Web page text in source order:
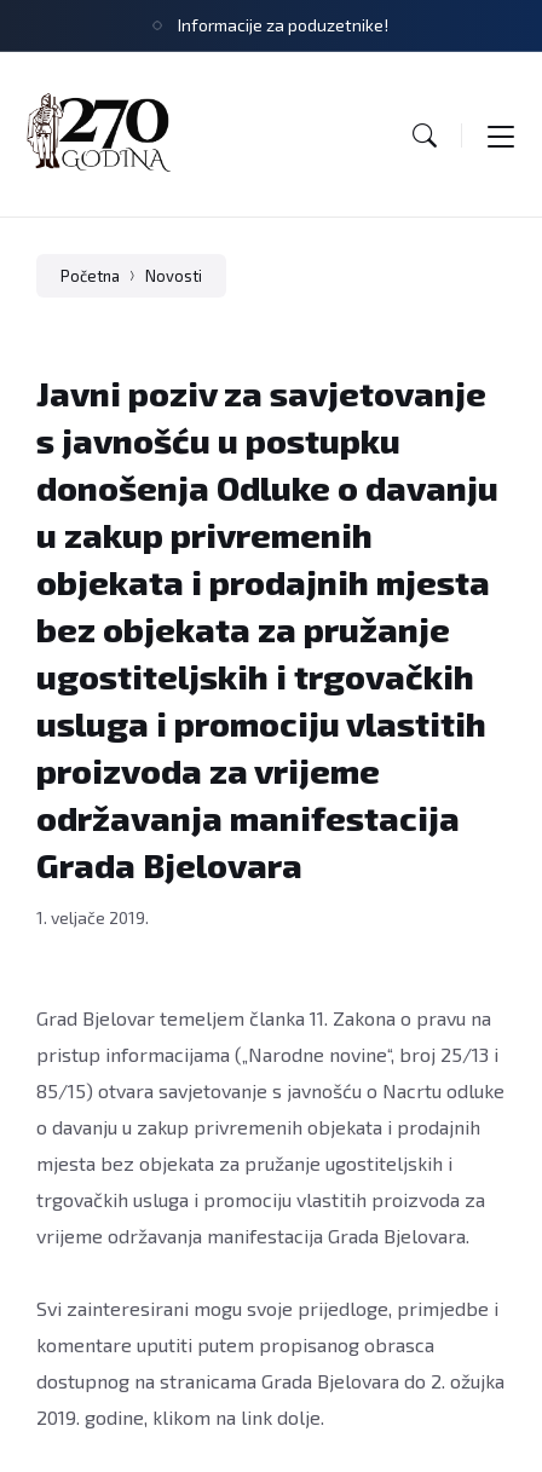
Informacije za poduzetnike!
Početna Novosti
Javni poziv za savjetovanje
s javnošću u postupku
donošenja Odluke o davanju
u zakup privremenih
objekata i prodajnih mjesta
bez objekata za pružanje
ugostiteljskih i trgovačkih
usluga i promociju vlastitih
proizvoda za vrijeme
održavanja manifestacija
Grada Bjelovara
1. veljače 2019.
Grad Bjelovar temeljem članka 11. Zakona o pravu na
pristup informacijama („Narodne novine“, broj 25/13 i
85/15) otvara savjetovanje s javnošću o Nacrtu odluke
o davanju u zakup privremenih objekata i prodajnih
mjesta bez objekata za pružanje ugostiteljskih i
trgovačkih usluga i promociju vlastitih proizvoda za
vrijeme održavanja manifestacija Grada Bjelovara.
Svi zainteresirani mogu svoje prijedloge, primjedbe i
komentare uputiti putem propisanog obrasca
dostupnog na stranicama Grada Bjelovara do 2. ožujka
2019. godine, klikom na link dolje.